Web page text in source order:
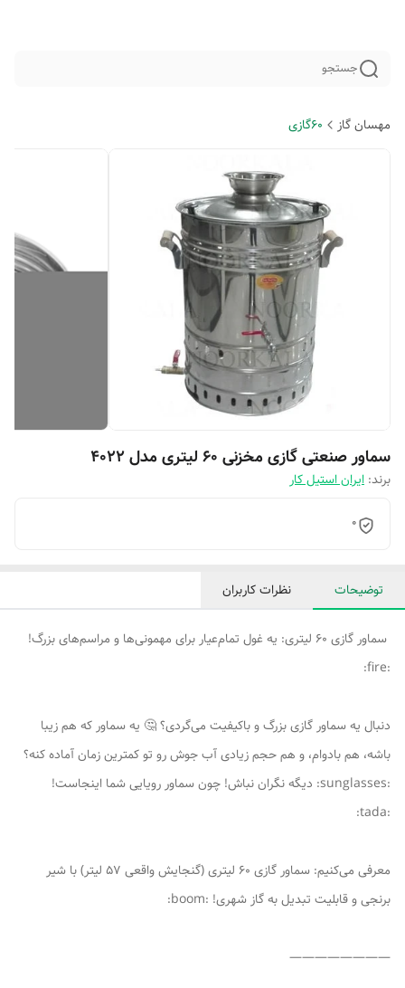
جستجو
مهسان گاز 60گازی
سماور صنعتی گازی مخزنی 60 لیتری مدل 4022
برند: ایران استیل کار
0
توضیحات نظرات کاربران
سماور گازی 60 لیتری: یه غول تمام‌عیار برای مهمونی‌ها و مراسم‌های بزرگ!
:fire:
دنبال یه سماور گازی بزرگ و باکیفیت می‌گردی؟ 🤔 یه سماور که هم زیبا
باشه، هم بادوام، و هم حجم زیادی آب جوش رو تو کمترین زمان آماده کنه؟
:sunglasses: دیگه نگران نباش! چون سماور رویایی شما اینجاست!
:tada:
معرفی می‌کنیم: سماور گازی 60 لیتری (گنجایش واقعی 57 لیتر) با شیر
برنجی و قابلیت تبدیل به گاز شهری! :boom:
————————